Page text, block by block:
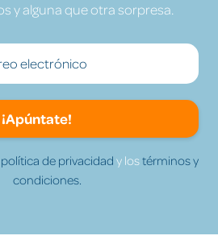
y alguna que otra sorpresa.
¡Apúntate!
política de privacidad y lostérminos y
condiciones.